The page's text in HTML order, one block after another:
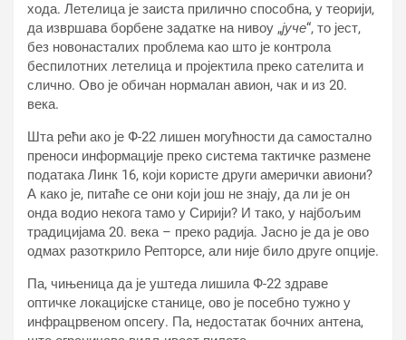
хода. Летелица је заиста прилично способна, у теорији,
да извршава борбене задатке на нивоу „јуче“, то јест,
без новонасталих проблема као што је контрола
беспилотних летелица и пројектила преко сателита и
слично. Ово је обичан нормалан авион, чак и из 20.
века.
Шта рећи ако је Ф-22 лишен могућности да самостално
преноси информације преко система тактичке размене
података Линк 16, који користе други амерички авиони?
А како је, питаће се они који још не знају, да ли је он
онда водио некога тамо у Сирији? И тако, у најбољим
традицијама 20. века – преко радија. Јасно је да је ово
одмах разоткрило Репторсе, али није било друге опције.
Па, чињеница да је уштеда лишила Ф-22 здраве
оптичке локацијске станице, ово је посебно тужно у
инфрацрвеном опсегу. Па, недостатак бочних антена,